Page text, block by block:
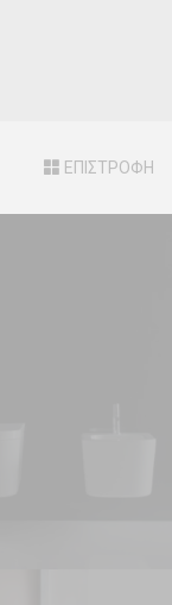
ΕΠΙΣΤΡΟΦΗ